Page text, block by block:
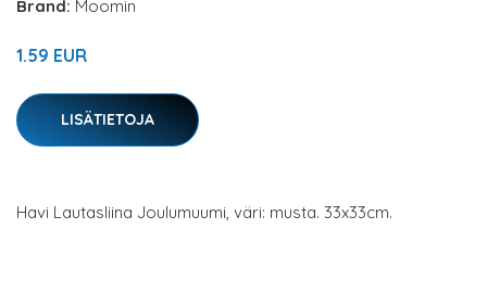
Brand: Moomin
1.59 EUR
LISÄTIETOJA
Havi Lautasliina Joulumuumi, väri: musta. 33x33cm.